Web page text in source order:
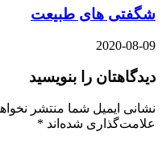
های طبیعت
2020-
را بنویسید
ایمیل شما منتشر نخواهد شد.
شده‌اند*